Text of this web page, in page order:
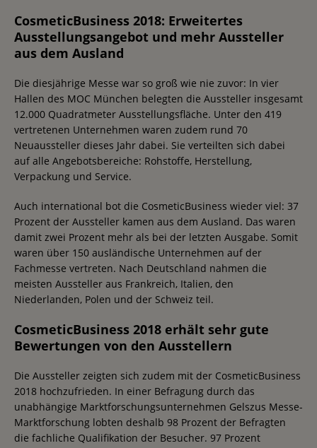
CosmeticBusiness 2018: Erweitertes
Ausstellungsangebot und mehr Aussteller
aus dem Ausland
Die diesjährige Messe war so groß wie nie zuvor: In vier
Hallen des MOC München belegten die Aussteller insgesamt
12.000 Quadratmeter Ausstellungsfläche. Unter den 419
vertretenen Unternehmen waren zudem rund 70
Neuaussteller dieses Jahr dabei. Sie verteilten sich dabei
auf alle Angebotsbereiche: Rohstoffe, Herstellung,
Verpackung und Service.
Auch international bot die CosmeticBusiness wieder viel: 37
Prozent der Aussteller kamen aus dem Ausland. Das waren
damit zwei Prozent mehr als bei der letzten Ausgabe. Somit
waren über 150 ausländische Unternehmen auf der
Fachmesse vertreten. Nach Deutschland nahmen die
meisten Aussteller aus Frankreich, Italien, den
Niederlanden, Polen und der Schweiz teil.
CosmeticBusiness 2018 erhält sehr gute
Bewertungen von den Ausstellern
Die Aussteller zeigten sich zudem mit der CosmeticBusiness
2018 hochzufrieden. In einer Befragung durch das
unabhängige Marktforschungsunternehmen Gelszus Messe-
Marktforschung lobten deshalb 98 Prozent der Befragten
die fachliche Qualifikation der Besucher. 97 Prozent